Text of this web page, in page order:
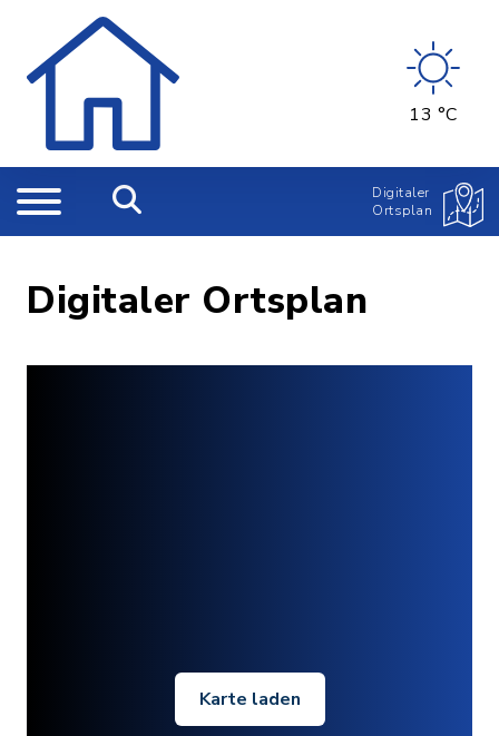
13 °C
Digitaler
Ortsplan
Digitaler Ortsplan
Karte laden